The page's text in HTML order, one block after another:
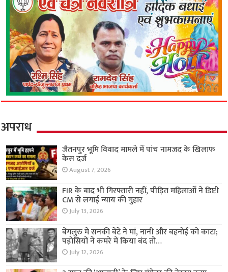
अपराध
जैतनपुर भूमि विवाद मामले में पांच नामजद के खिलाफ
केस दर्ज
August 7, 2026
FIR के बाद भी गिरफ्तारी नहीं, पीड़ित महिलाओं ने डिप्टी
CM से लगाई न्याय की गुहार
July 13, 2026
बेंगलुरु में सनकी बेटे ने मां, नानी और बहनोई को काटा;
पड़ोसियों ने कमरे में किया बंद तो…
July 12, 2026